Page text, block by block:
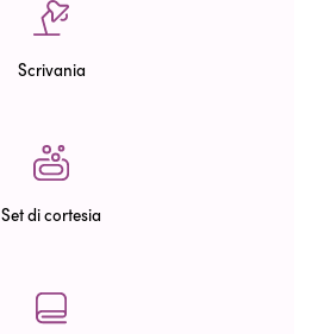
Scrivania
Set di cortesia